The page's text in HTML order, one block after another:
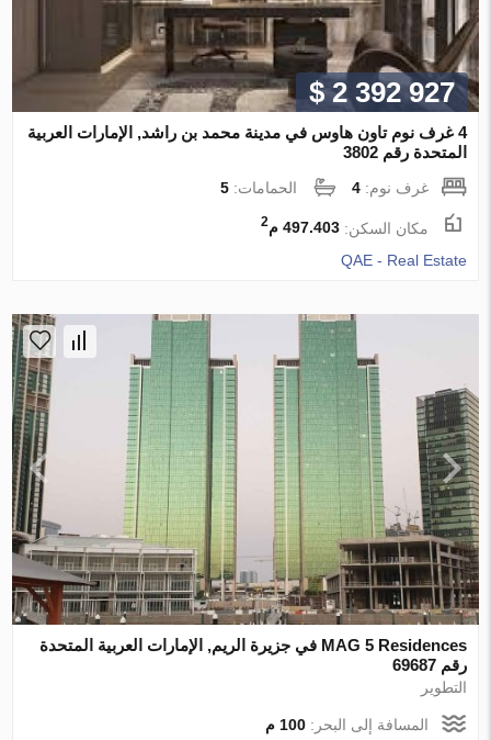
$ 2 392 927
4 غرف نوم تاون هاوس في مدينة محمد بن راشد, الإمارات العربية
المتحدة رقم 3802
غرف نوم:4 الحمامات:5
مكان السكن:497.403 م 2
QAE - Real Estate
MAG 5 Residences في جزيرة الريم, الإمارات العربية المتحدة
رقم 69687
التطوير
المسافة إلى البحر:100 م